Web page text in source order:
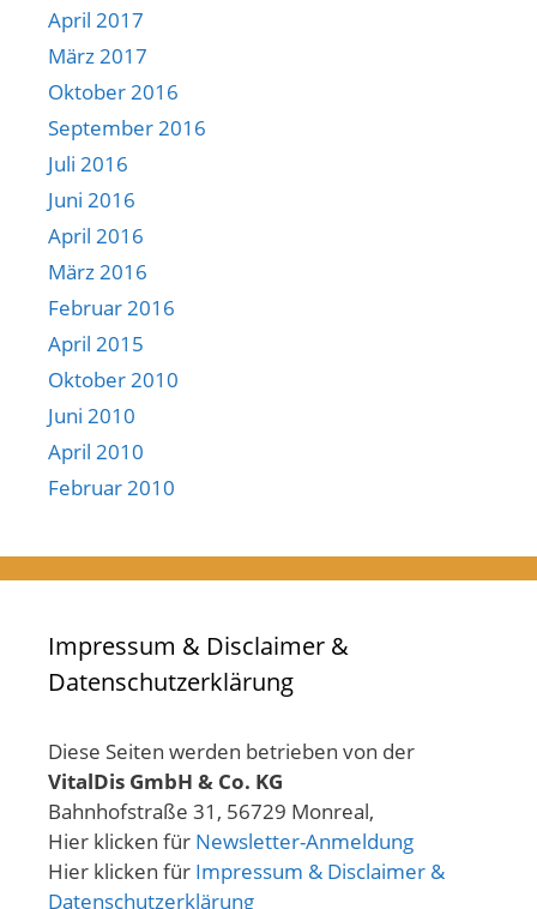
April 2017
März 2017
Oktober 2016
September 2016
Juli 2016
Juni 2016
April 2016
März 2016
Februar 2016
April 2015
Oktober 2010
Juni 2010
April 2010
Februar 2010
Impressum & Disclaimer &
Datenschutzerklärung
Diese Seiten werden betrieben von der
VitalDis GmbH & Co. KG
Bahnhofstraße 31, 56729 Monreal,
Hier klicken für Newsletter-Anmeldung
Hier klicken für Impressum & Disclaimer &
Datenschutzerklärung